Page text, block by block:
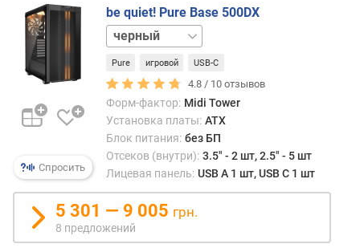
н
о
к
(
м
м
)
щ
н
о
с
т
Спросить
be quiet! Pure Base 500DX
белый
Pure игровой USB-C
4.8 / 10 отзывов
Форм-фактор: Midi Tower
Установка платы: ATX
Блок питания: без БП
Отсеков (внутри): 3.5" - 2 шт, 2.5" - 5 шт
Лицевая панель: USB A 1 шт, USB C 1 шт
5 301 — 9 005 грн.
8 предложений